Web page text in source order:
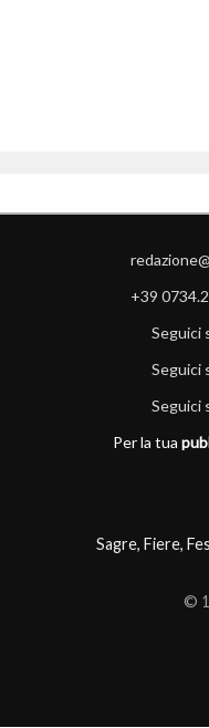
+39
Seguici
Seguici
Seguici
Per la tua
Sagre, Fiere,
©